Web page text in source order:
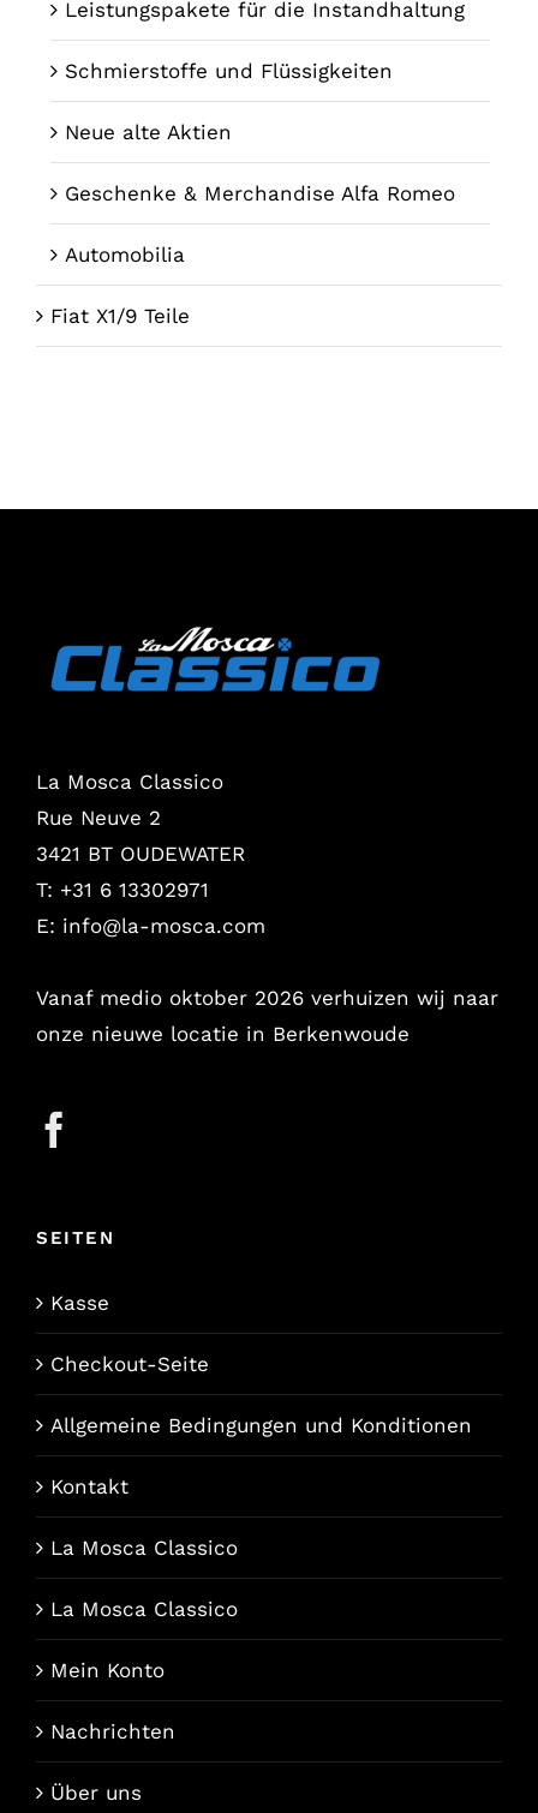
Leistungspakete für die Instandhaltung
Schmierstoffe und Flüssigkeiten
Neue alte Aktien
Geschenke & Merchandise Alfa Romeo
Automobilia
Fiat X1/9 Teile
La Mosca Classico
Rue Neuve 2
3421 BT OUDEWATER
T: +31 6 13302971
E: info@la-mosca.com
Vanaf medio oktober 2026 verhuizen wij naar
onze nieuwe locatie in Berkenwoude
SEITEN
Kasse
Checkout-Seite
Allgemeine Bedingungen und Konditionen
Kontakt
La Mosca Classico
La Mosca Classico
Mein Konto
Nachrichten
Über uns